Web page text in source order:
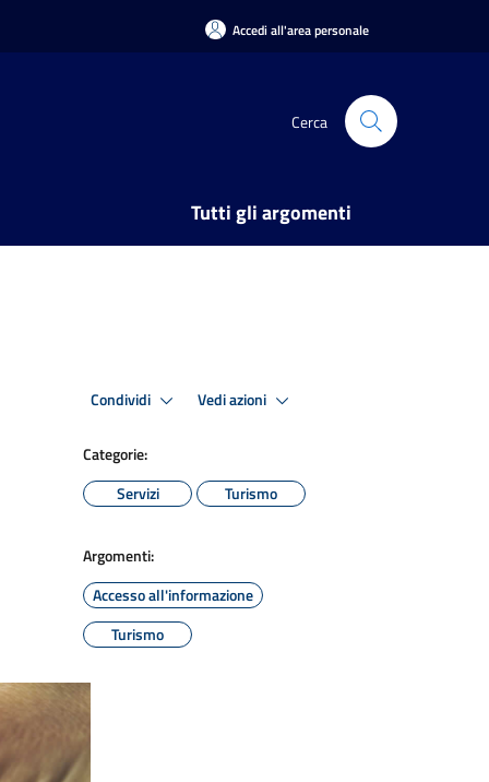
Accedi all'area personale
Cerca
Tutti gli argomenti
Condividi Vedi azioni
Categorie:
Servizi
Turismo
Argomenti:
Accesso all'informazione
Turismo